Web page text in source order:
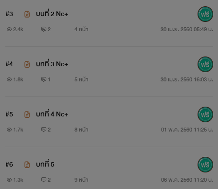
￼
:ลูกครึ่งเกาหลี-ไทย
:มีแฟนแล้ว (รักมากๆๆๆ)
#3 บนที่ 2 Nc+
2.4k 2 4 หน้า 30 เม.ย. 2560 05:49 น.
#4 บทที่ 3 Nc+
1.8k 1 5 หน้า 30 เม.ย. 2560 16:03 น.
#5 บทที่ 4 Nc+
1.7k 2 8 หน้า 01 พ.ค. 2560 11:25 น.
#6 บทที่ 5
1.3k 2 9 หน้า 06 พ.ค. 2560 11:20 น.